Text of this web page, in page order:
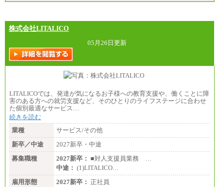
株式会社LITALICO
05月26日更新
LITALICOでは、発達が気になるお子様への教育支援や、働くことに障
害のある方への就労支援など、そのひとりのライフステージに合わせ
た個別最適なサービス…
続きを読む
業種
サービス/その他
新卒／中途
2027新卒・中途
募集職種
2027新卒： ■対人支援員業務 …
中途： (1)LITALICO…
雇用形態
2027新卒： 正社員